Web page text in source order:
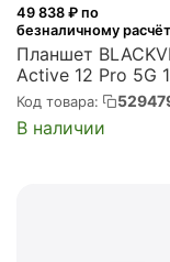
49 838 ₽ по
безналичному
Планшет
Active 12 Pro 5G
Projector 12/
Черный
(6931548322887)
Код товара:
В наличии